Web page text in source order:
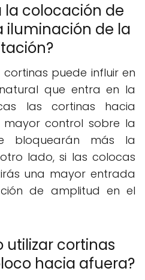
colocación de
iluminación de la
puede influir en
que entra en la
las cortinas hacia
control sobre la
bloquearán más la
lado, si las colocas
una mayor entrada
de amplitud en el
utilizar cortinas
hacia afuera?